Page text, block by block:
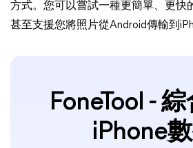
方式。您可以嘗試一種更簡單、更快
甚至支援您將照片從Android傳輸到
FoneTool -
iPhone